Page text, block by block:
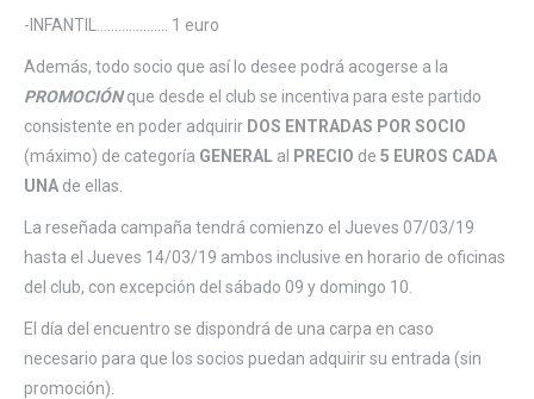
-INFANTIL……………….. 1 euro
Además, todo socio que así lo desee podrá acogerse a la
PROMOCIÓNque desde el club se incentiva para este partido
consistente en poder adquirir DOS ENTRADAS POR SOCIO
(máximo) de categoría GENERAL al PRECIO de 5 EU ROS CADA
UNA de ellas.
La reseñada campaña tendrá comienzo el Jueves 07/03/19
hasta el Jueves 14/03/19 ambos inclusive en horario de oficinas
del club, con excepción del sábado 09 y domingo 10.
El día del encuentro se dispondrá de una carpa en caso
necesario para que los socios puedan adquirir su entrada (sin
promoción).